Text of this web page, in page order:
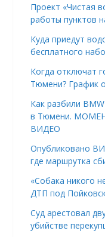
Проект «Чистая
работы пунктов
Куда приедут
бесплатного
Когда отключат
Тюмени? График
Как разбили
в Тюмени.
ВИДЕО
Опубликовано
где маршрутка
«Собака никого
ДТП под
Суд арестовал
убийстве